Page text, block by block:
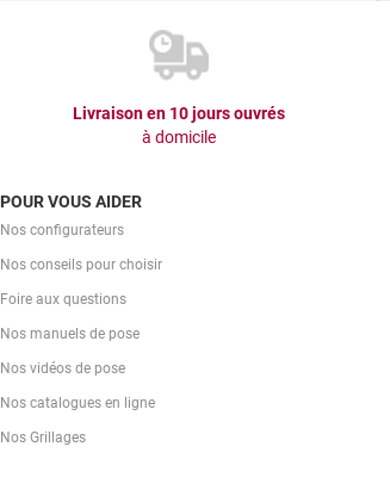
Livraison en 10 jours ouvrés
à domicile
POUR VOUS AIDER
Nos configurateurs
Nos conseils pour choisir
Foire aux questions
Nos manuels de pose
Nos vidéos de pose
Nos catalogues en ligne
Nos Grillages